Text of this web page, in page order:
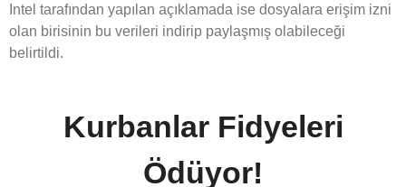
Intel tarafından yapılan açıklamada ise dosyalara erişim izni
olan birisinin bu verileri indirip paylaşmış olabileceği
belirtildi.
Kurbanlar Fidyeleri
Ödüyor!